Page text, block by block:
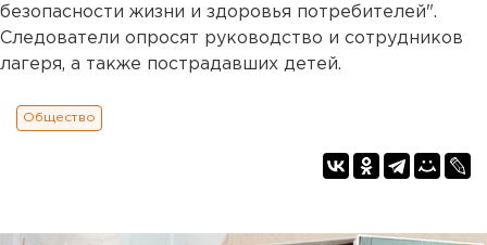
безопасности жизни и здоровья потребителей".
Следователи опросят руководство и сотрудников
лагеря, а также пострадавших детей.
Общество